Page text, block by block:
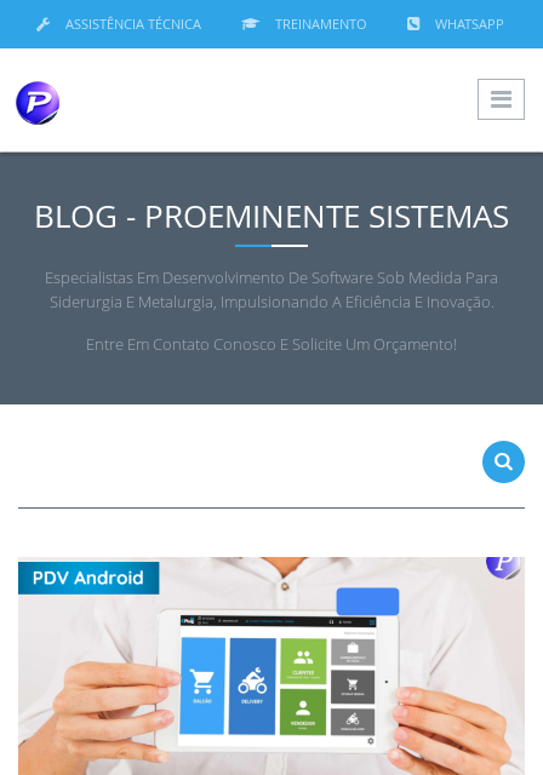
ASSISTÊNCIA TÉCNICA TREINAMENTO WHATSAPP
BLOG - PROEMINENTE SISTEMAS
Especialistas Em Desenvolvimento De Software Sob Medida Para
Siderurgia E Metalurgia, Impulsionando A Eficiência E Inovação.
Entre Em Contato Conosco E Solicite Um Orçamento!